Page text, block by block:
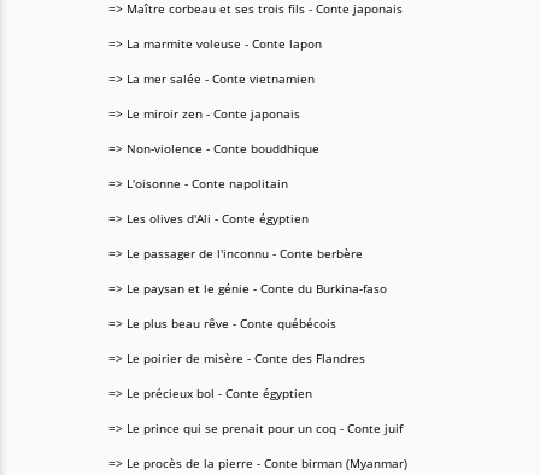
=> Maître corbeau et ses trois fils - Conte japonais
=> La marmite voleuse - Conte lapon
=> La mer salée - Conte vietnamien
=> Le miroir zen - Conte japonais
=> Non-violence - Conte bouddhique
=> L'oisonne - Conte napolitain
=> Les olives d'Ali - Conte égyptien
=> Le passager de l'inconnu - Conte berbère
=> Le paysan et le génie - Conte du Burkina-faso
=> Le plus beau rêve - Conte québécois
=> Le poirier de misère - Conte des Flandres
=> Le précieux bol - Conte égyptien
=> Le prince qui se prenait pour un coq - Conte juif
=> Le procès de la pierre - Conte birman (Myanmar)